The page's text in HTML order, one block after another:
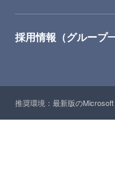
採用情報（グループ
推奨環境：最新版の